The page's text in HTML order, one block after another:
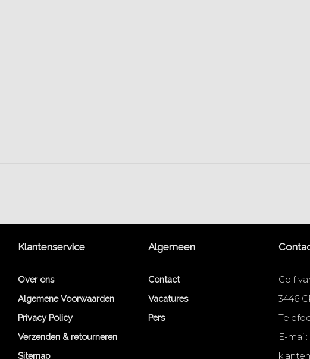
Klantenservice
Over ons
Algemene Voorwaarden
Privacy Policy
Verzenden & retourneren
Sitemap
Algemeen
Contact
Vacatures
Pers
Golf
3446
E-mail: